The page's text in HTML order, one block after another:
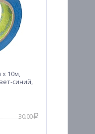
10м,
синий,
30.00